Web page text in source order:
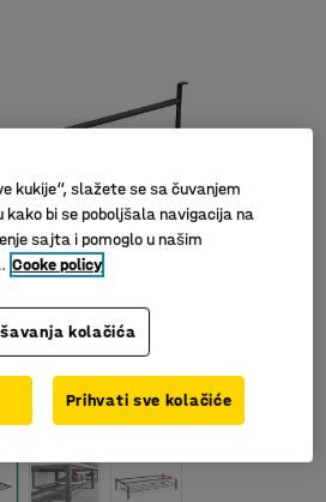
kukije“, slažete se sa čuvanjem
bi se poboljšala navigacija na
sajta i pomoglo u našim
Cooke policy
kolačića
Prihvati sve kolačiće